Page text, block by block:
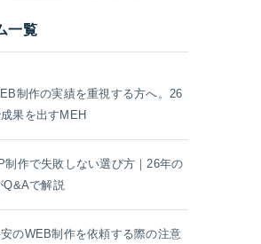
一覧
制作の実績を重視する方へ。26
果を出すMEH
制作で失敗しない選び方｜26年の
Q&Aで解説
のWEB制作を依頼する際の注意